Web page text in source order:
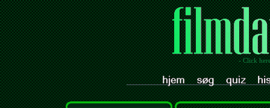
- Click